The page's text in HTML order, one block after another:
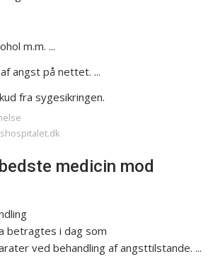
m.m. ...
angst på nettet. ...
fra sygesikringen.
medicin mod
betragtes i dag som
ved behandling af angsttilstande. ...